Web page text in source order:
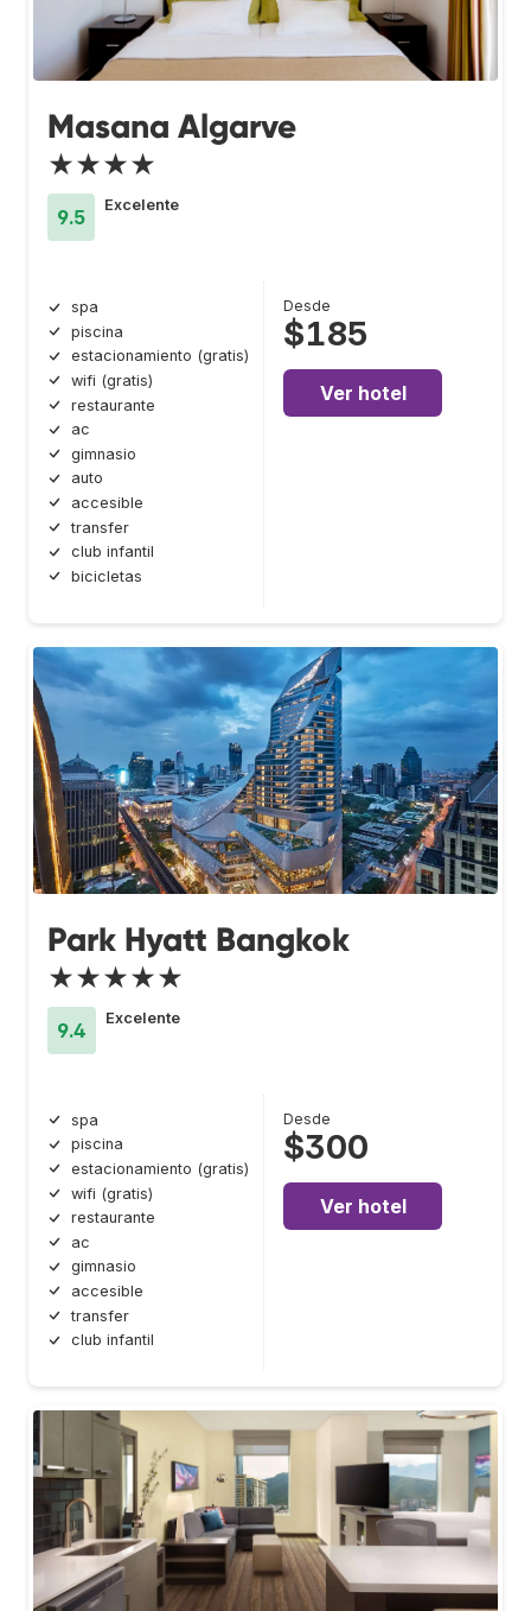
Masana Algarve
★★★★
9.5
Excelente
spa
piscina
estacionamiento (gratis)
wifi (gratis)
restaurante
ac
gimnasio
auto
accesible
transfer
club infantil
bicicletas
Desde
$185
Ver hotel
Park Hyatt Bangkok
★★★★★
9.4
Excelente
spa
piscina
estacionamiento (gratis)
wifi (gratis)
restaurante
ac
gimnasio
accesible
transfer
club infantil
Desde
$300
Ver hotel